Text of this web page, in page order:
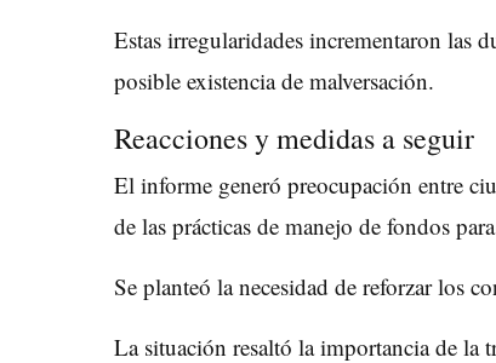
Estas irregularidades incrementaron las
posible existencia de malversación.
Reacciones y medidas a seguir
El informe generó preocupación entre
de las prácticas de manejo de fondos
Se planteó la necesidad de reforzar los
La situación resaltó la importancia de la